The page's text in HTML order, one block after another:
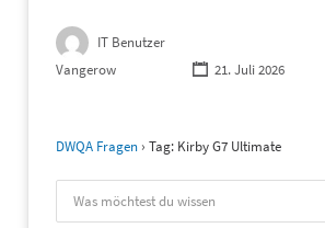
IT Benutzer
Vangerow
21. Juli 2026
DWQA Fragen › Tag: Kirby G7 Ultimate